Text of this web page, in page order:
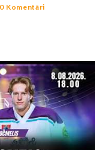
0 Komentāri